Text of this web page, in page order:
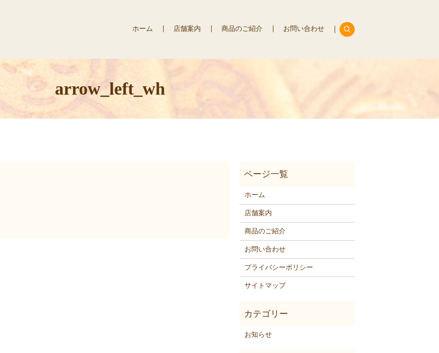
ホーム 店舗案内 商品のご紹介 お問い合わせ search
arrow_left_wh
ホーム
店舗案内
商品のご紹介
お問い合わせ
プライバシーポリシー
サイトマップ
お知らせ